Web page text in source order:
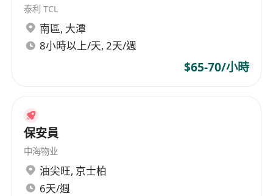
泰利 TCL
南區, 大潭
8小時以上/天, 2天/週
$65-70/小時
保安員
中海物业
油尖旺, 京士柏
6天/週